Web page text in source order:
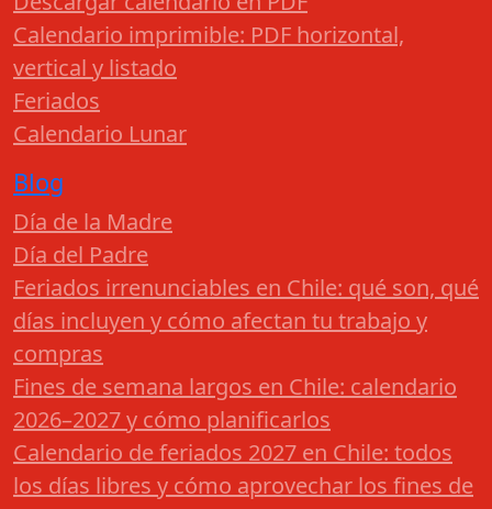
Calendario imprimible: PDF horizontal,
vertical y listado
Feriados
Calendario Lunar
Blog
Día de la Madre
Día del Padre
Feriados irrenunciables en Chile: qué son, qué
días incluyen y cómo afectan tu trabajo y
compras
Fines de semana largos en Chile: calendario
2026–2027 y cómo planificarlos
Calendario de feriados 2027 en Chile: todos
los días libres y cómo aprovechar los fines de